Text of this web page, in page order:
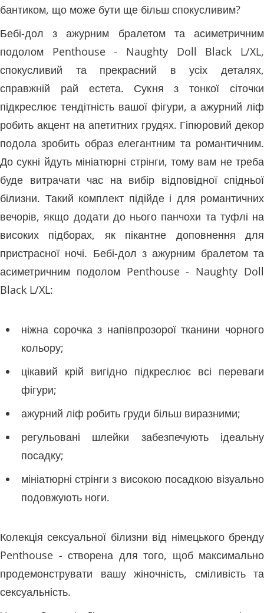
бантиком, що може бути ще більш спокусливим?
Бебі-дол з ажурним бралетом та асиметричним
подолом Penthouse - Naughty Doll Black L/XL,
спокусливий та прекрасний в усіх деталях,
справжній рай естета. Сукня з тонкої сіточки
підкреслює тендітність вашої фігури, а ажурний ліф
робить акцент на апетитних грудях. Гіпюровий декор
подола зробить образ елегантним та романтичним.
До сукні йдуть мініатюрні стрінги, тому вам не треба
буде витрачати час на вибір відповідної спідньої
білизни. Такий комплект підійде і для романтичних
вечорів, якщо додати до нього панчохи та туфлі на
високих підборах, як пікантне доповнення для
пристрасної ночі. Бебі-дол з ажурним бралетом та
асиметричним подолом Penthouse - Naughty Doll
Black L/XL:
ніжна сорочка з напівпрозорої тканини чорного
кольору;
цікавий крій вигідно підкреслює всі переваги
фігури;
ажурний ліф робить груди більш виразними;
регульовані шлейки забезпечують ідеальну
посадку;
мініатюрні стрінги з високою посадкою візуально
подовжують ноги.
Колекція сексуальної білизни від німецького бренду
Penthouse - створена для того, щоб максимально
продемонструвати вашу жіночність, сміливість та
сексуальність.